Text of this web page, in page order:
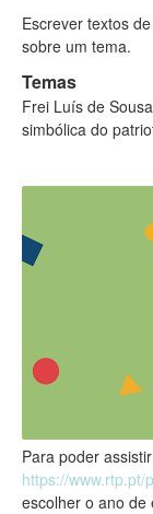
Escrever textos
sobre um tema.
Temas
Frei Luís de
simbólica do
Para poder
https://
escolher o ano de